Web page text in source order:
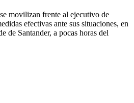
movilizan frente al ejecutivo de
efectivas ante sus situaciones, en
de Santander, a pocas horas del